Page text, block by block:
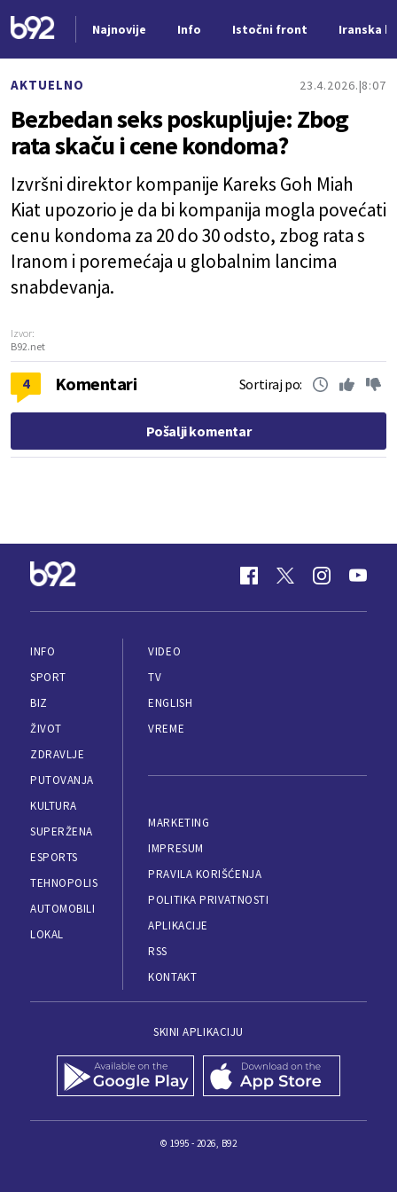
Najnovije Info Istočni front Iranska
AKTUELNO 23.4.2026. 8:07
Bezbedan seks poskupljuje: Zbog
rata skaču i cene kondoma?
Izvršni direktor kompanije Kareks Goh Miah
Kiat upozorio je da bi kompanija mogla povećati
cenu kondoma za 20 do 30 odsto, zbog rata s
Iranom i poremećaja u globalnim lancima
snabdevanja.
Izvor:
B92.net
4 Komentari Sortiraj po:
Pošalji komentar
INFO
SPORT
BIZ
ŽIVOT
ZDRAVLJE
PUTOVANJA
KULTURA
SUPERŽENA
ESPORTS
TEHNOPOLIS
AUTOMOBILI
LOKAL
VIDEO
TV
ENGLISH
VREME
MARKETING
IMPRESUM
PRAVILA KORIŠĆENJA
POLITIKA PRIVATNOSTI
APLIKACIJE
RSS
KONTAKT
SKINI APLIKACIJU
© 1995 - 2026, B92